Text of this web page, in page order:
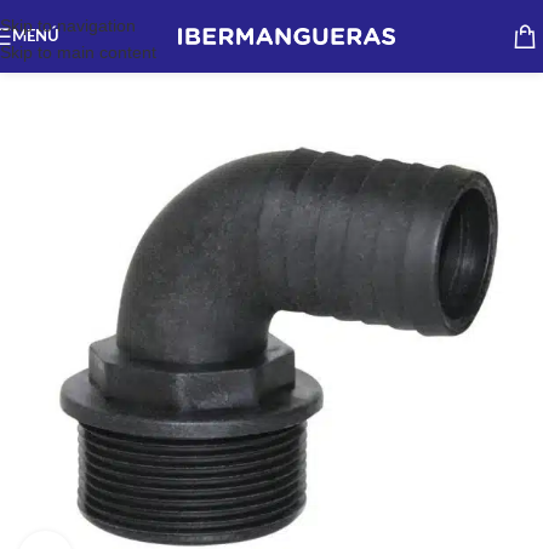
Skip to navigation
Skip to main content
MENÚ